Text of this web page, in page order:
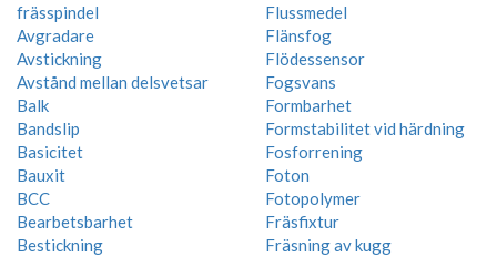
frässpindel
Avgradare
Avstickning
Avstånd mellan delsvetsar
Balk
Bandslip
Basicitet
Bauxit
BCC
Bearbetsbarhet
Bestickning
Flussmedel
Flänsfog
Flödessensor
Fogsvans
Formbarhet
Formstabilitet vid härdning
Fosforrening
Foton
Fotopolymer
Fräsfixtur
Fräsning av kugg